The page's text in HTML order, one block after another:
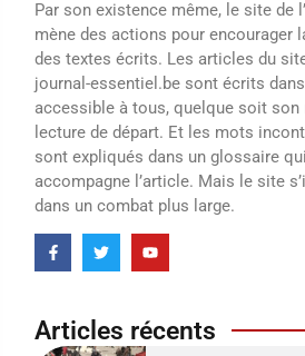
Par son existence même, le site de
mène des actions pour encourager
des textes écrits. Les articles du
journal-essentiel.be sont écrits
accessible à tous, quelque soit son
lecture de départ. Et les mots
sont expliqués dans un glossaire qui
accompagne l’article. Mais le site
dans un combat plus large.
Articles récents